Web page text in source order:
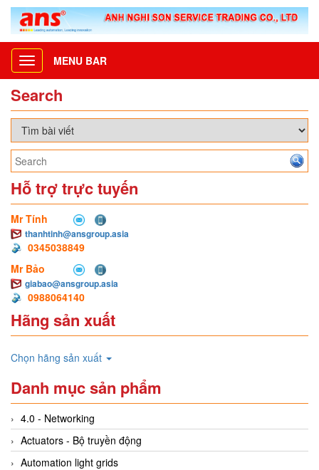
Toggle
navigation
MENU BAR
Search
Hỗ trợ trực tuyến
Mr Tính
thanhtinh@ansgroup.asia
0345038849
Mr Bảo
giabao@ansgroup.asia
0988064140
Hãng sản xuất
Chọn hãng sản xuất
Danh mục sản phẩm
4.0 - Networking
Actuators - Bộ truyền động
Automation light grids